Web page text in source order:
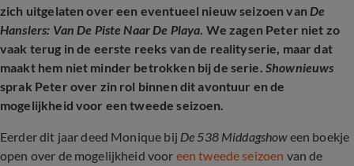
zich uitgelaten over een eventueel nieuw seizoen van De
Hanslers: Van De Piste Naar De Playa. We zagen Peter niet zo
vaak terug in de eerste reeks van de realityserie, maar dat
maakt hem niet minder betrokken bij de serie. Shownieuws
sprak Peter over zin rol binnen dit avontuur en de
mogelijkheid voor een tweede seizoen.
Eerder dit jaar deed Monique bij De 538 Middagshoween boekje
open over de mogelijkheid voor een tweede seizoen van de